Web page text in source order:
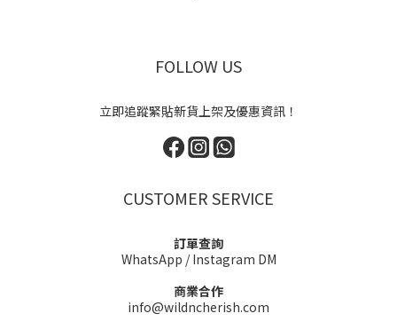
FOLLOW US
立即追蹤緊貼新貨上架及優惠資訊！
CUSTOMER SERVICE
訂單查詢
WhatsApp /Instagram DM
商業合作
info@wildncherish.com